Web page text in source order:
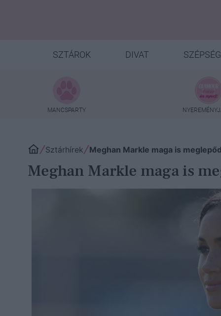
SZTÁROK DIVAT SZÉPSÉG
MANCSPARTY
Sztárhírek Meghan Markle maga is
Meghan Markle maga is